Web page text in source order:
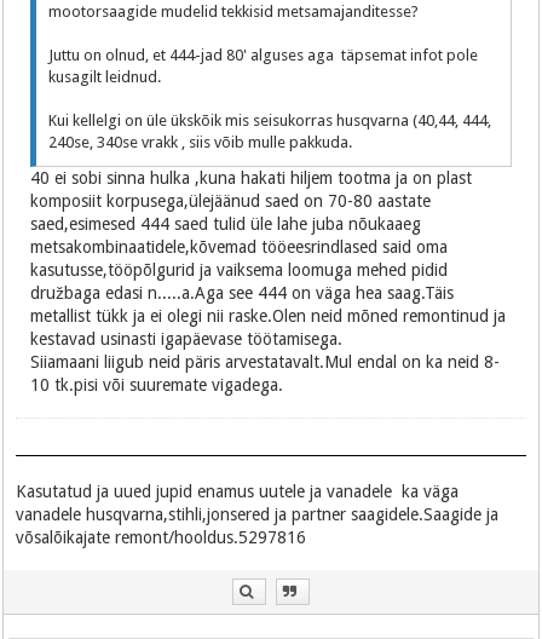
mootorsaagide mudelid tekkisid metsamajanditesse?
Juttu on olnud, et 444-jad 80' alguses aga täpsemat infot pole
kusagilt leidnud.
Kui kellelgi on üle ükskõik mis seisukorras husqvarna (40,44, 444,
240se, 340se vrakk , siis võib mulle pakkuda.
40 ei sobi sinna hulka ,kuna hakati hiljem tootma ja on plast
komposiit korpusega,ülejäänud saed on 70-80 aastate
saed,esimesed 444 saed tulid üle lahe juba nõukaaeg
metsakombinaatidele,kõvemad tööeesrindlased said oma
kasutusse,tööpõlgurid ja vaiksema loomuga mehed pidid
družbaga edasi n.....a.Aga see 444 on väga hea saag.Täis
metallist tükk ja ei olegi nii raske.Olen neid mõned remontinud ja
kestavad usinasti igapäevase töötamisega.
Siiamaani liigub neid päris arvestatavalt.Mul endal on ka neid 8-
10 tk.pisi või suuremate vigadega.
Kasutatud ja uued jupid enamus uutele ja vanadele ka väga
vanadele husqvarna,stihli,jonsered ja partner saagidele.Saagide ja
võsalõikajate remont/hooldus.5297816